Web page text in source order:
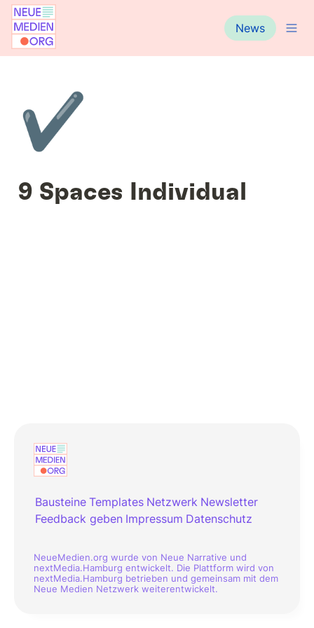
News
✔️
9 Spaces Individual
Bausteine Templates Netzwerk Newsletter
Feedback geben Impressum Datenschutz
NeueMedien.org wurde von Neue Narrative und
nextMedia.Hamburg entwickelt. Die Plattform wird von
nextMedia.Hamburg betrieben und gemeinsam mit dem
Neue Medien Netzwerk weiterentwickelt.